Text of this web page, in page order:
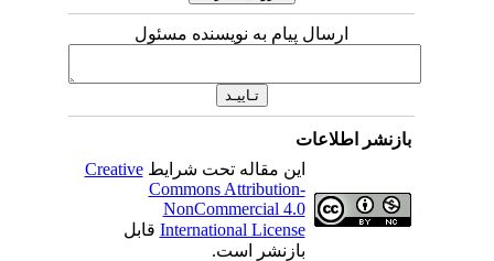
ارسال پیام به نویسنده مسئول
بازنشر اطلاعات
این مقاله تحت شرایطCreative
Commons Attribution-
NonCommercial 4.0
International Licenseقابل
بازنشر است.